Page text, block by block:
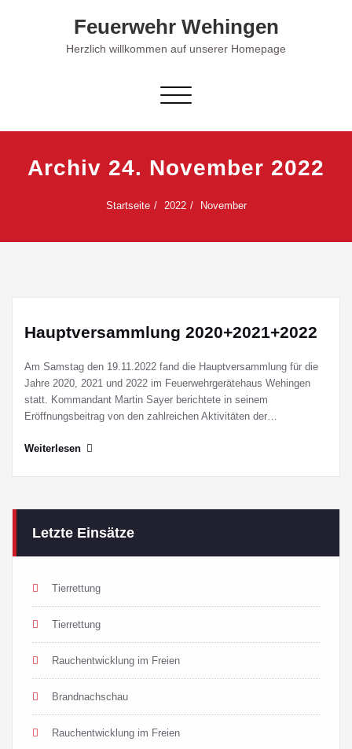
Feuerwehr Wehingen
Herzlich willkommen auf unserer Homepage
Schalte Navigation
Archiv 24. November 2022
Startseite 2022 November
Hauptversammlung 2020+2021+2022
Am Samstag den 19.11.2022 fand die Hauptversammlung für die
Jahre 2020, 2021 und 2022 im Feuerwehrgerätehaus Wehingen
statt. Kommandant Martin Sayer berichtete in seinem
Eröffnungsbeitrag von den zahlreichen Aktivitäten der…
Weiterlesen
Letzte Einsätze
Tierrettung
Tierrettung
Rauchentwicklung im Freien
Brandnachschau
Rauchentwicklung im Freien